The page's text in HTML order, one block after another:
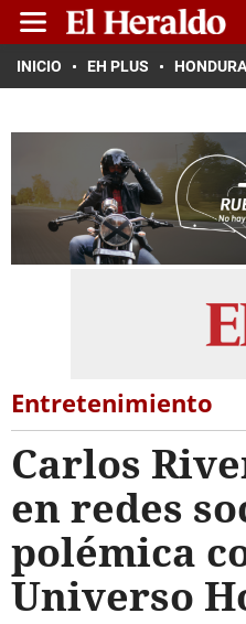
INICIO EH PLUS
Entretenimiento
Carlos
en redes
polémica
Universo